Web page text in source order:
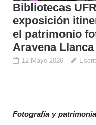
Bibliotecas
exposición
el patrimonio
Aravena Llanca
12 Mayo 2026
Fotografía y